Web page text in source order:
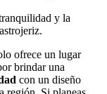
y la
ofrece un lugar
brindar una
con un diseño